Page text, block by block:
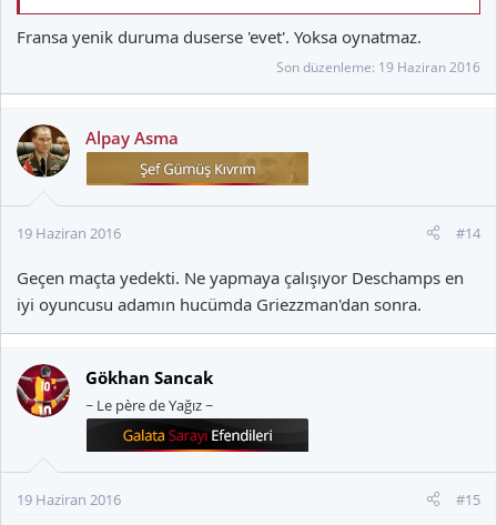
Fransa yenik duruma duserse 'evet'. Yoksa oynatmaz.
Son düzenleme: 19 Haziran 2016
Alpay Asma
19 Haziran 2016 #14
Geçen maçta yedekti. Ne yapmaya çalışıyor Deschamps en
iyi oyuncusu adamın hucümda Griezzman'dan sonra.
Gökhan Sancak
~ Le père de Yağız ~
19 Haziran 2016 #15